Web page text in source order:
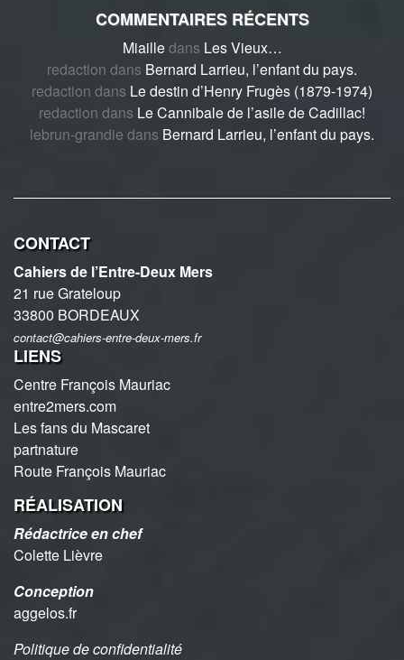
COMMENTAIRES RÉCENTS
Miailledans Les Vieux…
redaction dans Bernard Larrieu, l’enfant du pays.
redaction dans Le destin d’Henry Frugès (1879-1974)
redaction dans Le Cannibale de l’asile de Cadillac!
lebrun-grandie dans Bernard Larrieu, l’enfant du pays.
CONTACT
Cahiers de l’Entre-Deux Mers
21 rue Grateloup
33800 BORDEAUX
contact@cahiers-entre-deux-mers.fr
LIENS
Centre François Mauriac
entre2mers.com
Les fans du Mascaret
partnature
Route François Mauriac
RÉALISATION
Rédactrice en chef
Colette Lièvre
Conception
aggelos.fr
Politique de confidentialité